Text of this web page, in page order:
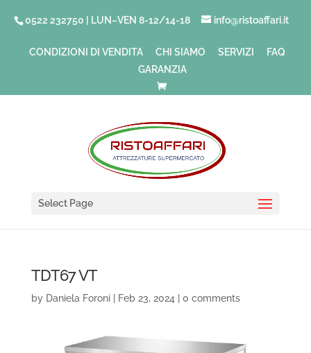
0522 232750 | LUN–VEN 8-12/14-18 info@ristoaffari.it
CONDIZIONI DI VENDITA CHI SIAMO SERVIZI
FAQ
GARANZIA
Select Page
TDT67 VT
by Daniela Foroni| Feb 23, 2024 0 comments